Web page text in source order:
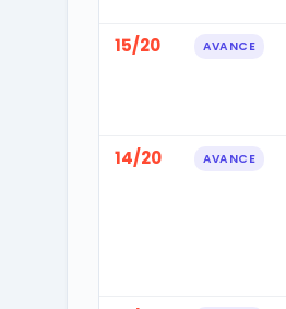
15/20 AVANCE
14/20 AVANCE